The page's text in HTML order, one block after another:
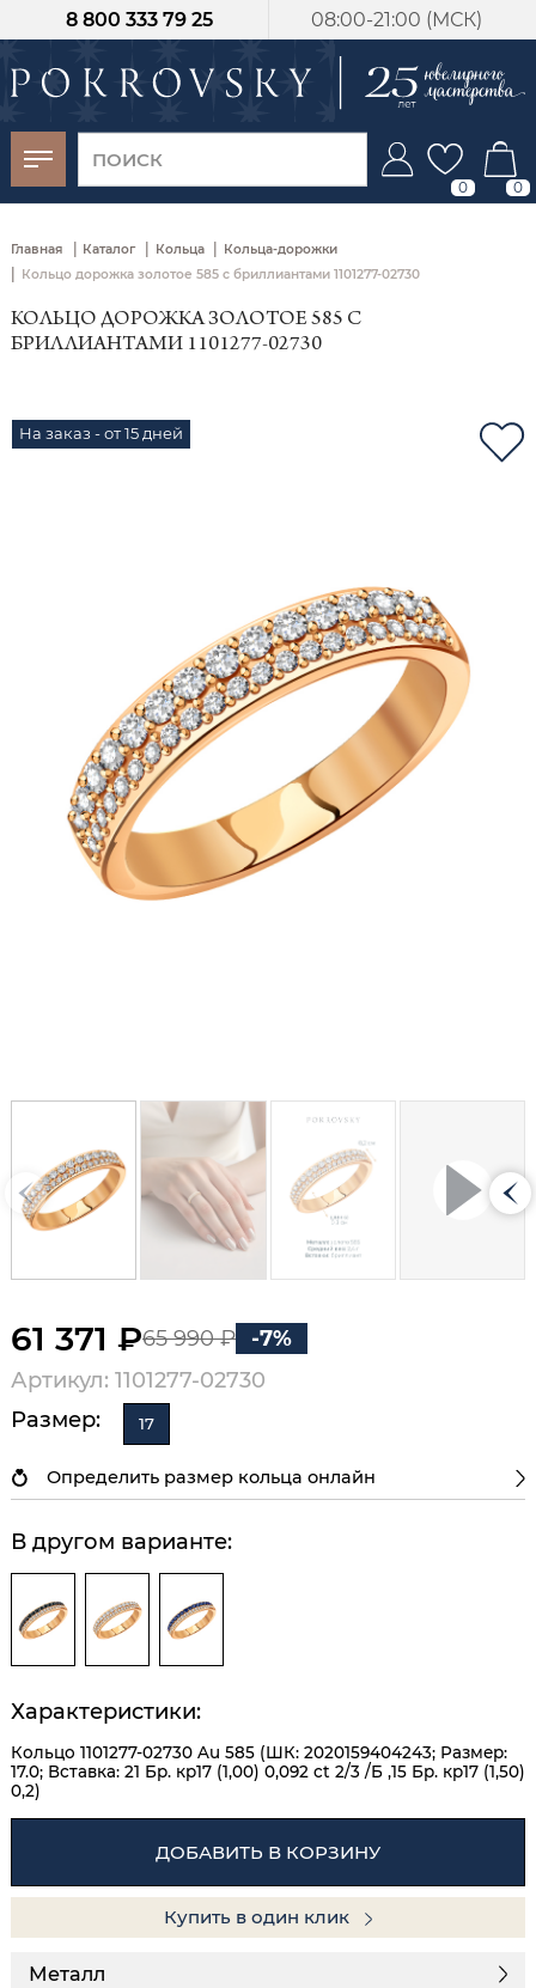
08:00-21:00 (МСК)
8 800 333 79 25
0 0
Главная | Каталог | Кольца | Кольца-дорожки
| Кольцо дорожка золотое 585 с бриллиантами 1101277-02730
КОЛЬЦО ДОРОЖКА ЗОЛОТОЕ 585 С
БРИЛЛИАНТАМИ 1101277-02730
На заказ - от 15 дней
61 371 ₽65 990 ₽
-7%
Артикул: 1101277-02730
Размер:
17
Определить размер кольца онлайн
В другом варианте:
Характеристики:
Кольцо 1101277-02730 Au 585 (ШК: 2020159404243; Размер:
17.0; Вставка: 21 Бр. кр17 (1,00) 0,092 ct 2/3 /Б ,15 Бр. кр17 (1,50)
0,2)
ДОБАВИТЬ В КОРЗИНУ
Купить в один клик
Металл
-30%
от 15 дней с
момента оплаты